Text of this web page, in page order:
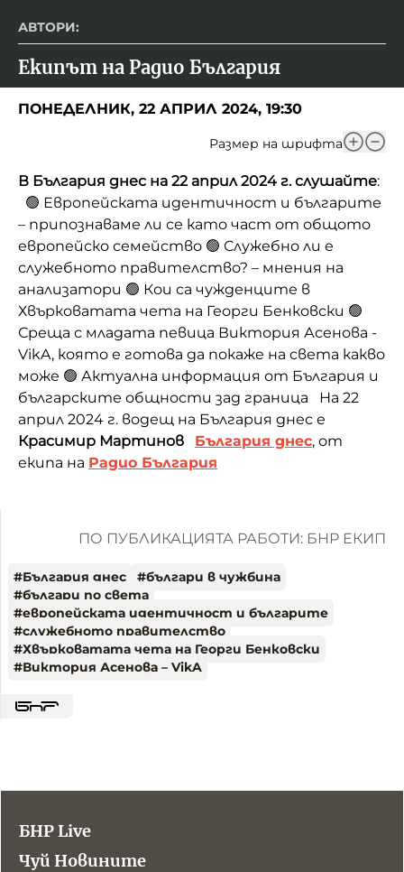
АВТОРИ:
Екипът на Радио България
ПОНЕДЕЛНИК, 22 АПРИЛ 2024, 19:30
Размер на шрифта
В България днес на 22 април 2024 г. слушайте:
🟢 Европейската идентичност и българите
– припознаваме ли се като част от общото
европейско семейство 🟢 Служебно ли е
служебното правителство? – мнения на
анализатори 🟢 Кои са чужденците в
Хвърковатата чета на Георги Бенковски 🟢
Среща с младата певица Виктория Асенова -
VikA, която е готова да покаже на света какво
може 🟢 Актуална информация от България и
българските общности зад граница На 22
април 2024 г. водещ на България днес е
Красимир Мартинов
България днес, от
екипа на Радио България
ПО ПУБЛИКАЦИЯТА РАБОТИ: БНР ЕКИП
#България днес #българи в чужбина
#българи по света
#европейската идентичност и българите
#служебното правителство
#Хвърковатата чета на Георги Бенковски
#Виктория Асенова – VikA
БНР Live
Чуй Новините